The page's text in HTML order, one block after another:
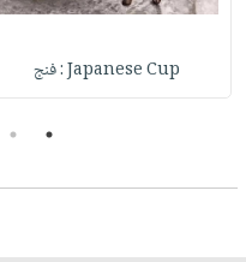
Japanese Cup : فنج
1
2